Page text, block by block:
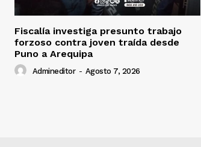
Fiscalía investiga presunto trabajo
forzoso contra joven traída desde
Puno a Arequipa
Admineditor - Agosto 7, 2026